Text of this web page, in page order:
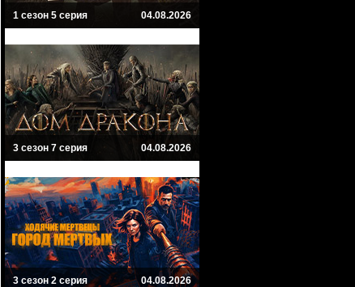
1 сезон 5 серия 04.08.2026
3 сезон 7 серия 04.08.2026
3 сезон 2 серия 04.08.2026